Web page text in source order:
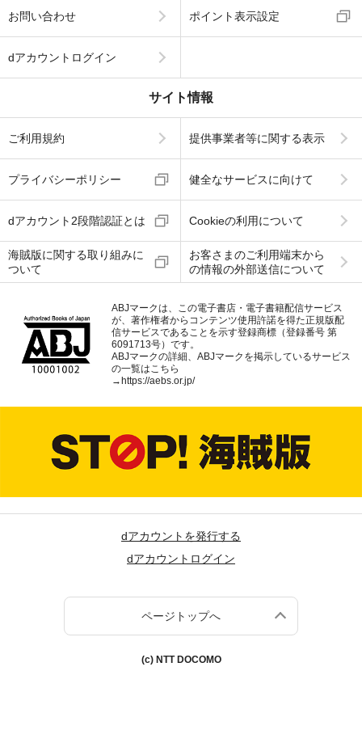
お問い合わせ ポイント表示設定
dアカウントログイン
サイト情報
ご利用規約 提供事業者等に関する表示
プライバシーポリシー 健全なサービスに向けて
dアカウント2段階認証とは Cookieの利用について
海賊版に関する取り組みに
ついて
お客さまのご利用端末から
の情報の外部送信について
ABJマークは、この電子書店・電子書籍配信サービス
が、著作権者からコンテンツ使用許諾を得た正規版配
信サービスであることを示す登録商標（登録番号 第
6091713号）です。
ABJマークの詳細、ABJマークを掲示しているサービス
の一覧はこちら
→https://aebs.or.jp/
dアカウントを発行する
dアカウントログイン
ページトップへ
(c) NTT DOCOMO